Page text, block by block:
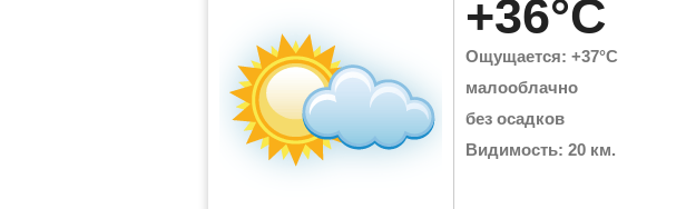
+36°C
Ощущается: +37°C
малооблачно
без осадков
Видимость: 20 км.